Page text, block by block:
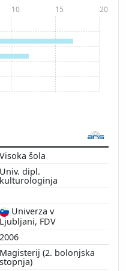
10 15 20
Visoka šola
Univ. dipl.
kulturologinja
Univerza v
Ljubljani, FDV
2006
Magisterij (2. bolonjska
stopnja)